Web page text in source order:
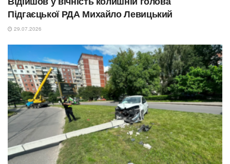
Підгаєцької РДА Михайло Левицький
29.07.2026